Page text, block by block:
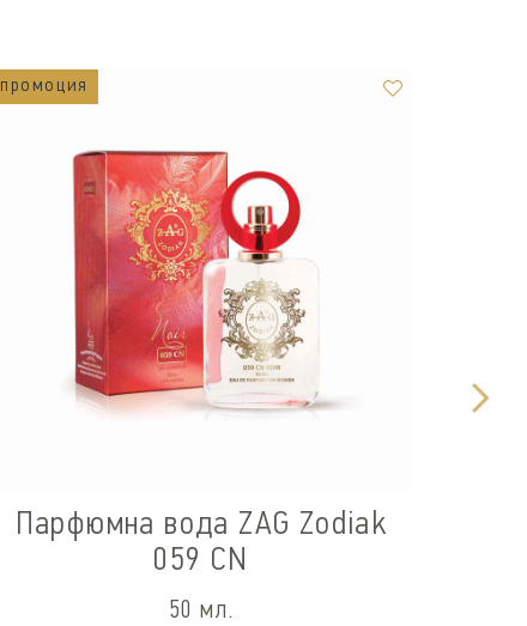
промоция
Парфюмна вода ZAG Zodiak
059 CN
50 мл.